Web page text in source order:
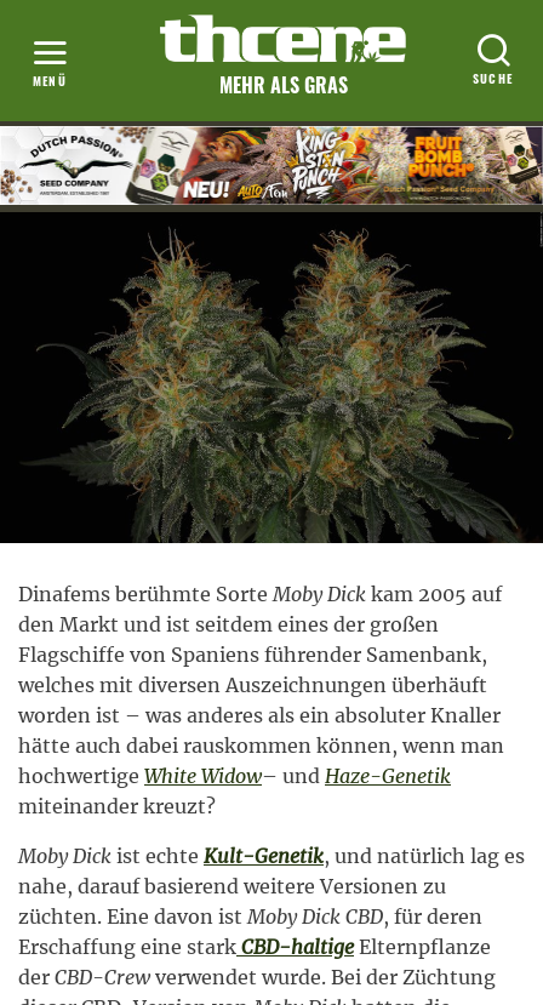
MEHR ALS GRAS
Dinafems berühmte SorteMoby Dick kam 2005 auf
den Markt und ist seitdem eines der großen
Flagschiffe von Spaniens führender Samenbank,
welches mit diversen Auszeichnungen überhäuft
worden ist – was anderes als ein absoluter Knaller
hätte auch dabei rauskommen können, wenn man
hochwertige White Widow– und Haze-Genetik
miteinander kreuzt?
Moby Dick ist echte Kult-Genetik, und natürlich lag es
nahe, darauf basierend weitere Versionen zu
züchten. Eine davon istMoby Dick CBD, für deren
Erschaffung eine stark CBD-haltigeElternpflanze
der CBD-Crew verwendet wurde. Bei der Züchtung